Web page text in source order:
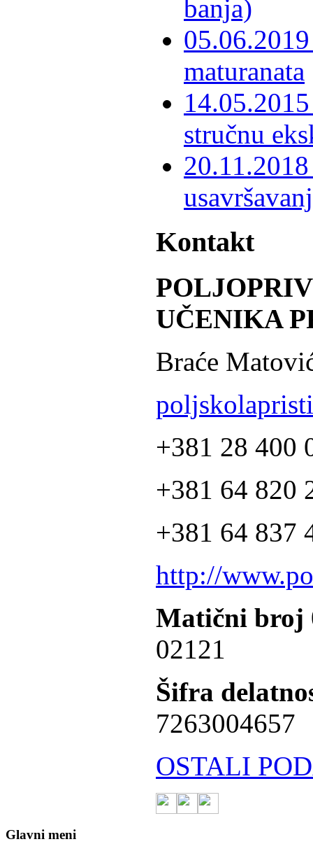
banja)
maturanata
stručnu
Kontakt
UČENIKA
Braće
+381 28 400
+381 64 820
+381 64 837
http://
Matični broj
02121
Šifra
7263004657
OSTALI
Glavni meni